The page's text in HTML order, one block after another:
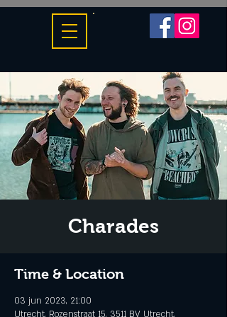
Charades
Time & Location
03 jun 2023, 21:00
Utrecht, Rozenstraat 15, 3511 BV Utrecht,